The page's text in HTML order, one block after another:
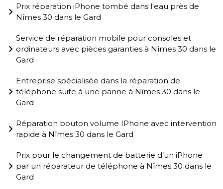
Prix réparation iPhone tombé dans l'eau près de
Nîmes 30 dans le Gard
Service de réparation mobile pour consoles et
ordinateurs avec pièces garanties à Nîmes 30 dans le
Gard
Entreprise spécialisée dans la réparation de
téléphone suite à une panne à Nîmes 30 dans le
Gard
Réparation bouton volume IPhone avec intervention
rapide à Nîmes 30 dans le Gard
Prix pour le changement de batterie d’un iPhone
par un réparateur de téléphone à Nîmes 30 dans le
Gard